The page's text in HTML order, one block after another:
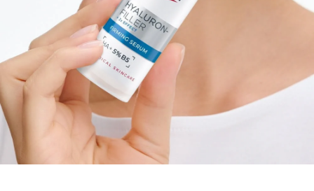
Vaša pleť stráca pevnosť:
Toto vypĺňujúce sérum
zvyšuje pružnosť vďaka nízkomolekulárnej kyseline
hyalurónovej, ktorá preniká hlboko do pleti a
intenzívne hydratuje. 5 % provitamín B5 podporuje
regeneráciu pleti a zlepšuje jej odolnosť voči
vonkajším agresívnym vplyvom.
Začínajú byť jemné linky a
viditeľnejšie:
Dehydratácia a starnutie spomaľujú
obnovu pleti, a preto savrásky
hlbšie. Eucerin Hyaluron-Filler + 3x Effect
Vypĺňujúce sérum 5 % B5 vypĺňavráskyvďaka